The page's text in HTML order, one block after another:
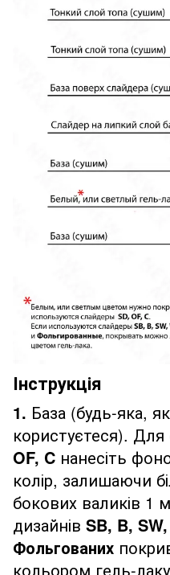
Інструкція
1. База (будь-яка,
користуєтеся).
OF, C нанесіть
колір, залишаючи
бокових валиків 1
дизайнів SB, B, SW,
Фольгованих
кольором гель-лаку.